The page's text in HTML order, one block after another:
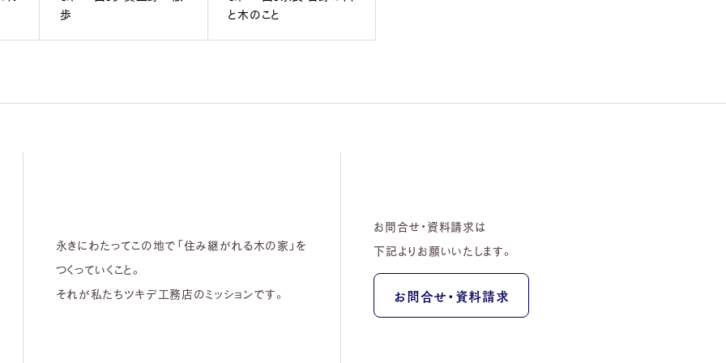
歩
と木のこと
永きにわたってこの地で「住み継がれる木の家」を
つくっていくこと。
それが私たちツキデ工務店のミッションです。
お問合せ・資料請求は
下記よりお願いいたします。
お問合せ・資料請求